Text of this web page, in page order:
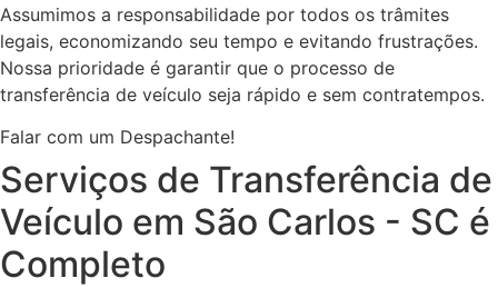
Assumimos a responsabilidade por todos os trâmites
legais, economizando seu tempo e evitando frustrações.
Nossa prioridade é garantir que o processo de
transferência de veículo seja rápido e sem contratempos.
Falar com um Despachante!
Serviços de Transferência de
Veículo em São Carlos - SC é
Completo